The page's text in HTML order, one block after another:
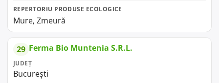
REPERTORIU PRODUSE ECOLOGICE
Mure, Zmeură
29 Ferma Bio Muntenia S.R.L.
JUDEȚ
București